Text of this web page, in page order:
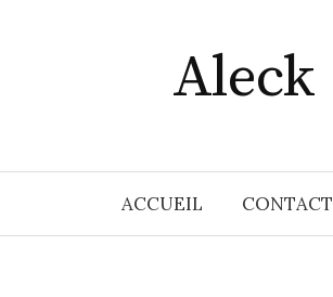
Aleck
ACCUEIL CONTACT